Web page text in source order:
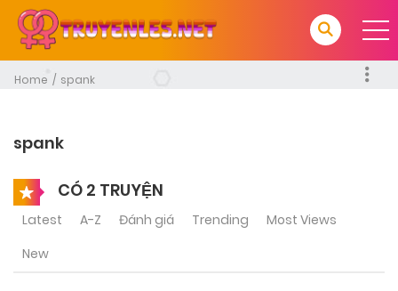
Home spank
spank
CÓ 2 TRUYỆN
Latest A-Z Đánh giá Trending
Most Views
New